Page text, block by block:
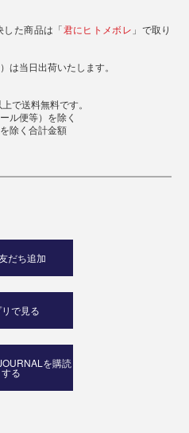
た商品は「 君にヒトメボレ 」で取り
は当日出荷いたします。
で送料無料です。
ル便等）を除く
除く合計金額
だち追加
で見る
を購読
する